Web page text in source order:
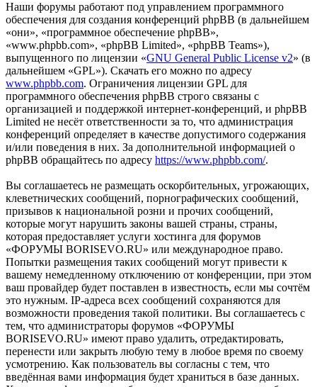
Наши форумы работают под управлением программного
обеспечения для создания конференций phpBB (в дальнейшем
«они», «программное обеспечение phpBB»,
«www.phpbb.com», «phpBB Limited», «phpBB Teams»),
выпущенного по лицензии «GNU General Public License v2» (в
дальнейшем «GPL»). Скачать его можно по адресу
www.phpbb.com. Ограничения лицензии GPL для
программного обеспечения phpBB строго связаны с
организацией и поддержкой интернет-конференций, и phpBB
Limited не несёт ответственности за то, что администрация
конференций определяет в качестве допустимого содержания
и/или поведения в них. За дополнительной информацией о
phpBB обращайтесь по адресу https://www.phpbb.com/.
Вы соглашаетесь не размещать оскорбительных, угрожающих,
клеветнических сообщений, порнографических сообщений,
призывов к национальной розни и прочих сообщений,
которые могут нарушить законы вашей страны, страны,
которая предоставляет услуги хостинга для форумов
«ФОРУМЫ BORISEVO.RU» или международное право.
Попытки размещения таких сообщений могут привести к
вашему немедленному отключению от конференции, при этом
ваш провайдер будет поставлен в известность, если мы сочтём
это нужным. IP-адреса всех сообщений сохраняются для
возможности проведения такой политики. Вы соглашаетесь с
тем, что администраторы форумов «ФОРУМЫ
BORISEVO.RU» имеют право удалить, отредактировать,
перенести или закрыть любую тему в любое время по своему
усмотрению. Как пользователь вы согласны с тем, что
введённая вами информация будет храниться в базе данных.